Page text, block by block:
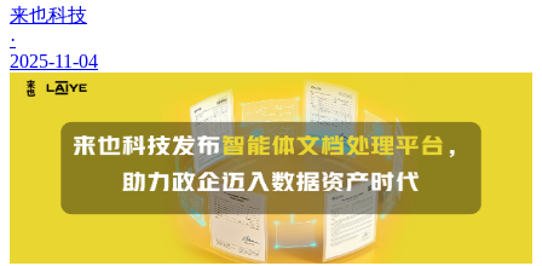
来也科技
·
2025-11-04